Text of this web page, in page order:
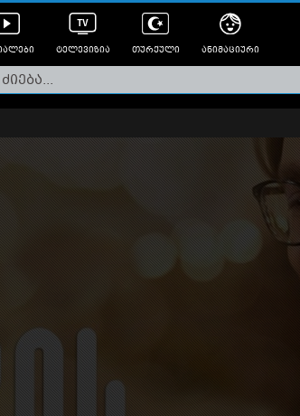
ტელევიზია თურქული ანიმაციური